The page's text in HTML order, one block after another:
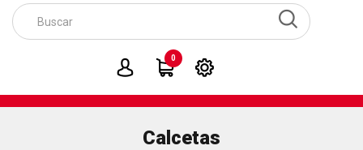
0
Calcetas